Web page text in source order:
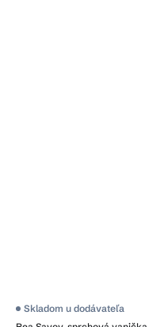
Skladom u dodávateľa